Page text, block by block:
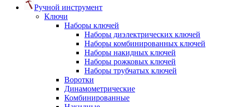
Ручной инструмент
Ключи
Наборы ключей
Наборы диэлектрических ключей
Наборы комбинированных ключей
Наборы накидных ключей
Наборы рожковых ключей
Наборы трубчатых ключей
Воротки
Динамометрические
Комбинированные